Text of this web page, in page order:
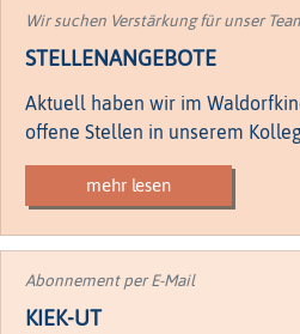
Wir suchen Verstärkung für unser
STELLENANGEBOTE
Aktuell haben wir im
offene Stellen in unserem
mehr lesen
Abonnement per E-Mail
KIEK-UT